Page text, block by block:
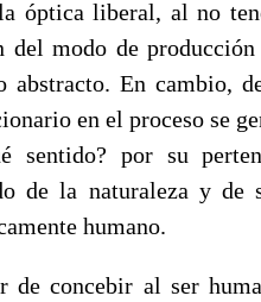
óptica liberal, al no
del modo de
abstracto. En cambio,
en el proceso se
sentido? por su
de la naturaleza y de
humano.
de concebir al ser